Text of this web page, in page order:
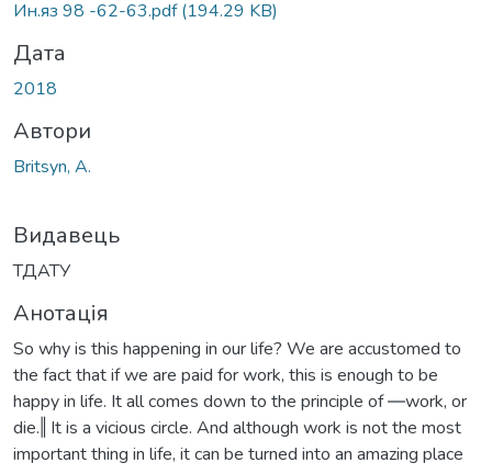
Ин.яз 98 -62-63.pdf(194.29 KB)
Дата
2018
Автори
Britsyn, A.
Видавець
ТДАТУ
Анотація
So why is this happening in our life? We are accustomed to
the fact that if we are paid for work, this is enough to be
happy in life. It all comes down to the principle of ―work, or
die.‖ It is a vicious circle. And although work is not the most
important thing in life, it can be turned into an amazing place